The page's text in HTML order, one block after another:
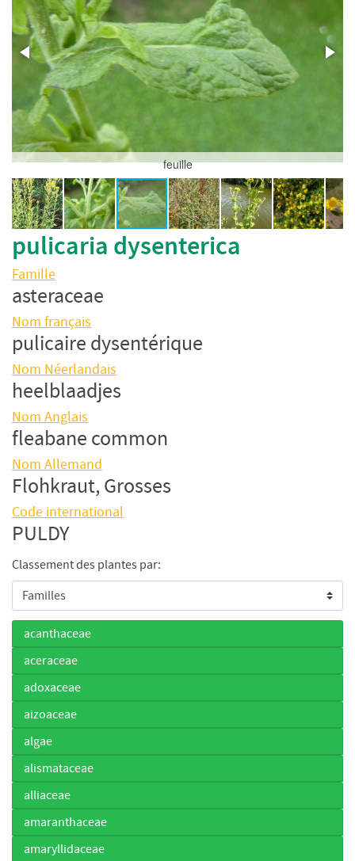
Classement des plantes par:
acanthaceae
aceraceae
adoxaceae
aizoaceae
algae
alismataceae
alliaceae
amaranthaceae
amaryllidaceae
feuille
pulicaria dysenterica
Famille
asteraceae
Nom français
pulicaire dysentérique
Nom Néerlandais
heelblaadjes
Nom Anglais
fleabane common
Nom Allemand
Flohkraut, Grosses
Code international
PULDY